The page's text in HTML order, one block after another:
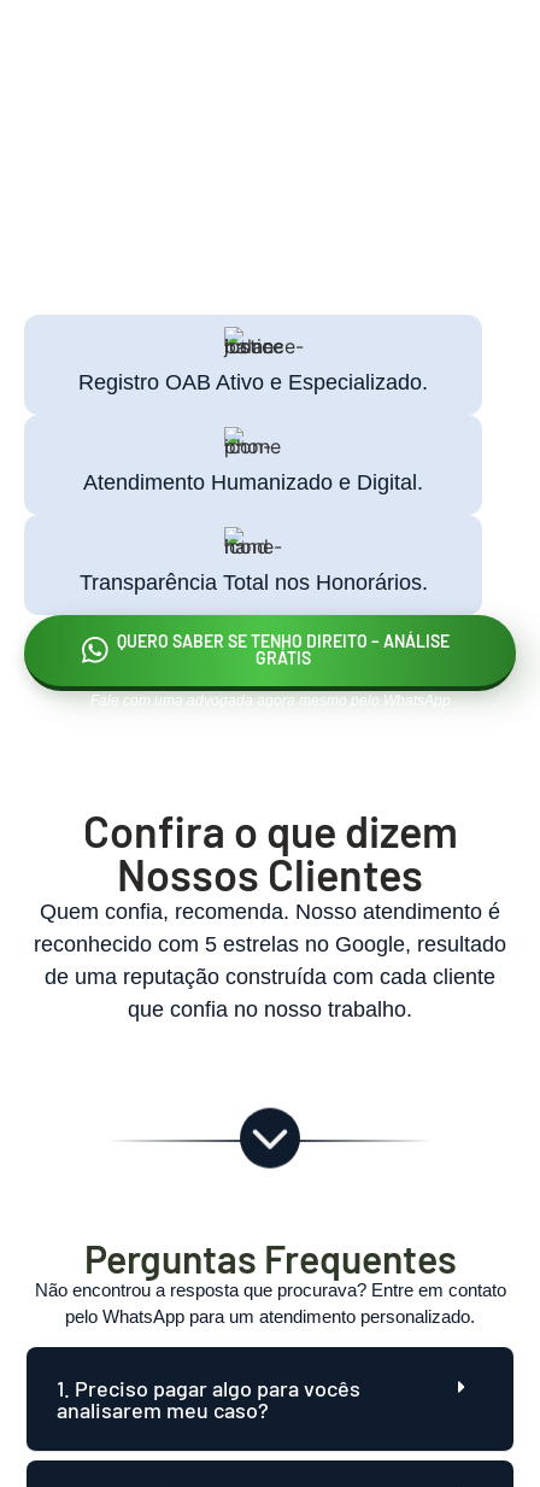
Registro OAB Ativo e Especializado.
Atendimento Humanizado e Digital.
Transparência Total nos Honorários.
QUERO SABER SE TENHO DIREITO – ANÁLISE
GRÁTIS
Fale com uma advogada agora mesmo pelo WhatsApp
Confira o que dizem
Nossos Clientes
Quem confia, recomenda. Nosso atendimento é
reconhecido com 5 estrelas no Google, resultado
de uma reputação construída com cada cliente
que confia no nosso trabalho.
Perguntas Frequentes
Não encontrou a resposta que procurava? Entre em contato
pelo WhatsApp para um atendimento personalizado.
1. Preciso pagar algo para vocês
analisarem meu caso?